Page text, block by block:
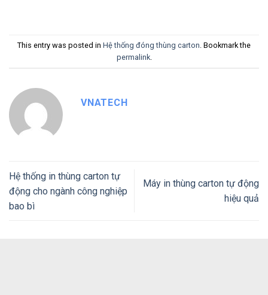
This entry was posted in Hệ thống đóng thùng carton . Bookmark the
permalink.
VNATECH
Hệ thống in thùng carton tự
động cho ngành công nghiệp
bao bì
Máy in thùng carton tự động
hiệu quả